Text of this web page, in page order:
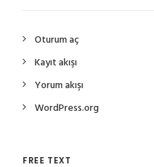
Oturum aç
Kayıt akışı
Yorum akışı
WordPress.org
FREE TEXT